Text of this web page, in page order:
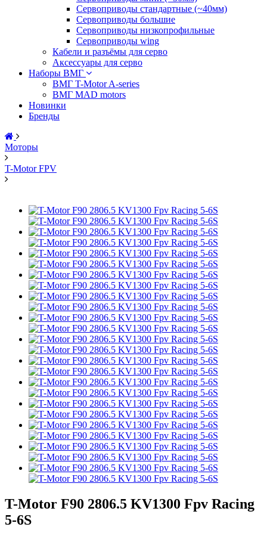
Сервоприводы стандартные (~40мм)
Сервоприводы большие
Сервоприводы низкопрофильные
Сервоприводы wing
Кабели и разъёмы для серво
Аксессуары для серво
Наборы ВМГ
ВМГ T-Motor A-series
ВМГ MAD motors
Новинки
Бренды
Моторы
T-Motor FPV
T-Motor F90 2806.5 KV1300 Fpv Racing
5-6S